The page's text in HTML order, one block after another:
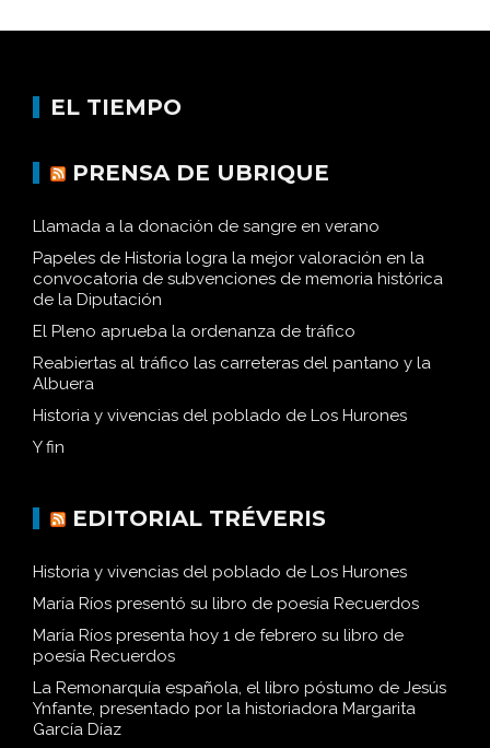
EL TIEMPO
PRENSA DE UBRIQUE
Llamada a la donación de sangre en verano
Papeles de Historia logra la mejor valoración en la
convocatoria de subvenciones de memoria histórica
de la Diputación
El Pleno aprueba la ordenanza de tráfico
Reabiertas al tráfico las carreteras del pantano y la
Albuera
Historia y vivencias del poblado de Los Hurones
Y fin
EDITORIAL TRÉVERIS
Historia y vivencias del poblado de Los Hurones
María Ríos presentó su libro de poesía Recuerdos
María Ríos presenta hoy 1 de febrero su libro de
poesía Recuerdos
La Remonarquía española, el libro póstumo de Jesús
Ynfante, presentado por la historiadora Margarita
García Díaz